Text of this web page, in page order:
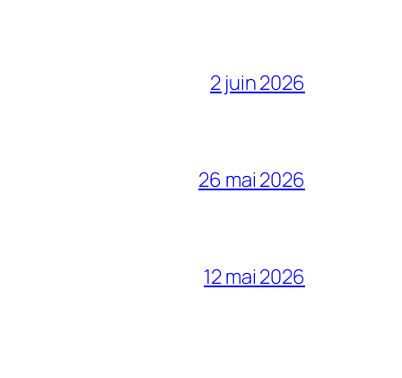
2 juin 2026
26 mai 2026
12 mai 2026